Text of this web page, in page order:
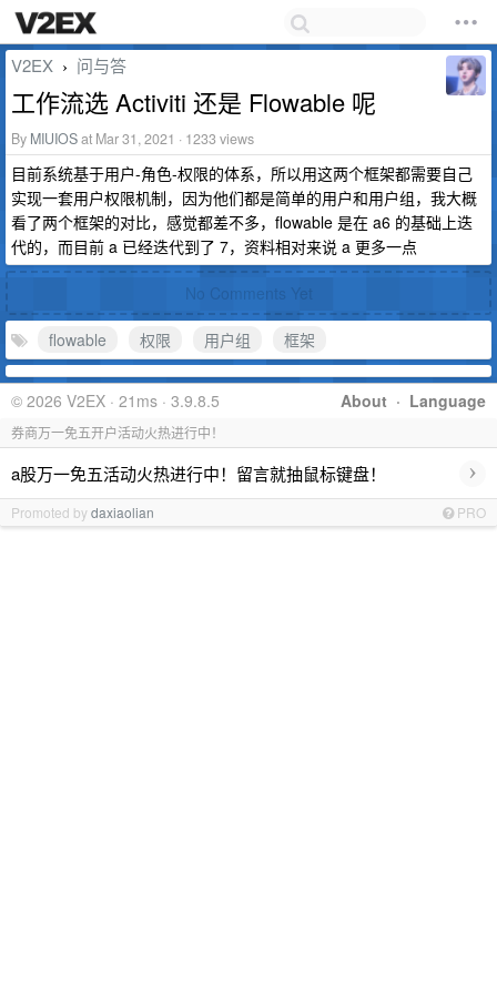
V2EX › 问与答
工作流选 Activiti 还是 Flowable 呢
By MIUIOSat Mar 31, 2021 · 1233 views
目前系统基于用户-角色-权限的体系，所以用这两个框架都需要自己
实现一套用户权限机制，因为他们都是简单的用户和用户组，我大概
看了两个框架的对比，感觉都差不多，flowable 是在 a6 的基础上迭
代的，而目前 a 已经迭代到了 7，资料相对来说 a 更多一点
No Comments Yet
flowable 权限 用户组 框架
About · Language
© 2026 V2EX · 21ms · 3.9.8.5
券商万一免五开户活动火热进行中！
a股万一免五活动火热进行中！留言就抽鼠标键盘！ ›
Promoted bydaxiaolian PRO